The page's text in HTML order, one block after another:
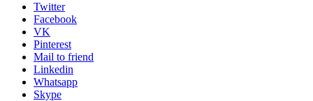
Twitter
Facebook
VK
Pinterest
Mail to friend
Linkedin
Whatsapp
Skype